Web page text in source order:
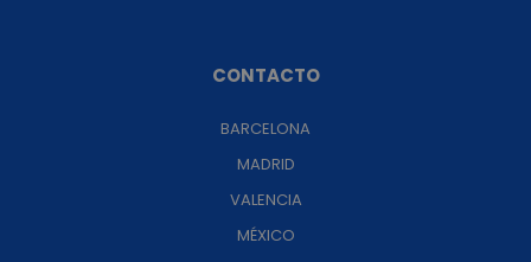
CONTACTO
BARCELONA
MADRID
VALENCIA
MÉXICO